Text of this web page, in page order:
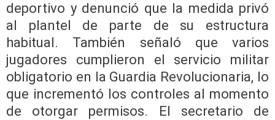
deportivo y denunció que la medida privó
al plantel de parte de su estructura
habitual. También señaló que varios
jugadores cumplieron el servicio militar
obligatorio en la Guardia Revolucionaria, lo
que incrementó los controles al momento
de otorgar permisos. El secretario de